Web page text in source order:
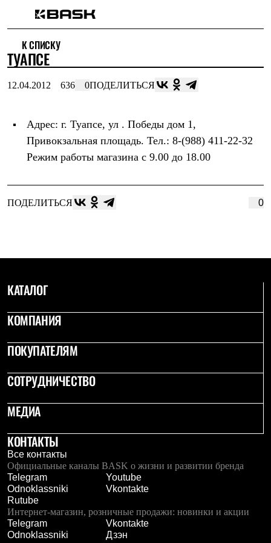
Интернет-магазин
Мужская одежда
Утепленная пухом
Куртки
Брюки
Утепленная синтетикой
Куртки
Штормовая одежда
Брюки
Куртки
Теплое термобелье
Среднее термобелье
Легкое термобелье
Лёгкая одежда
Рубашки
Толстовки
Шорты
Женская одежда
Утепленная пухом
Куртки
Жилеты
Утепленная синтетикой
Куртки
Брюки
Штормовая одежда
Куртки
Софтшелл одежда
Куртки
Брюки
Лёгкая одежда
К СПИСКУ
ТУАПСЕ
12.04.2012 636 0ПОДЕЛИТЬСЯ
Адрес: г. Туапсе, ул . Победы дом 1,
Привокзальная площадь. Тел.: 8-(988) 411-22-32
Режим работы магазина с 9.00 до 18.00
ПОДЕЛИТЬСЯ 0
КАТАЛОГ
КОМПАНИЯ
ПОКУПАТЕЛЯМ
СОТРУДНИЧЕСТВО
МЕДИА
КОНТАКТЫ
Все контакты
Официальные каналы BASK о жизни и развитии бренда
Telegram
Youtube
Odnoklassniki
Vkontakte
Rutube
Интернет-магазин, розничные продажи: новинки и акции
Telegram
Vkontakte
Odnoklassniki
Дзэн